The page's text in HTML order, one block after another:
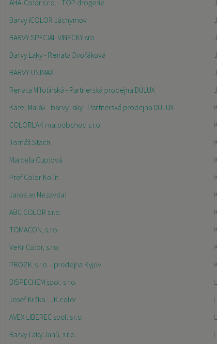
AHA-Color s.r.o. - TOP drogerie
Barvy iCOLOR Jáchymov
BARVY SPECIÁL VINECKÝ sro
Barvy Laky - Renata Dvořáková
BARVY-UNIMAX
Renata Milotinská - Partnerská prodejna DULUX
Karel Malák - barvy laky - Partnerská prodejna DULUX
COLORLAK maloobchod s.r.o.
Tomáš Stach
Marcela Cuplová
ProfiColor Kolín
Jaroslav Nezavdal
ABC COLOR s.r.o.
TOMACON, s.r.o.
VeKr Color, s.r.o.
PROZK. s.r.o. - prodejna Kyjov
DISPECHEM spol. s r.o.
Josef Krčka - JK color
AVEX LIBEREC spol. s r.o
Barvy Laky Janů, s.r.o.